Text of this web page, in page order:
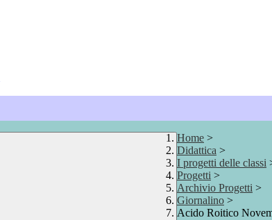
Home >
Didattica >
I progetti delle classi
Progetti >
Archivio Progetti >
Giornalino >
Acido Roitico